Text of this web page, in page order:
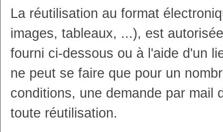
La réutilisation au format
images, tableaux, ...), est
fourni ci-dessous ou à l'aide d'un
ne peut se faire que pour un
conditions, une demande par mail
toute réutilisation.